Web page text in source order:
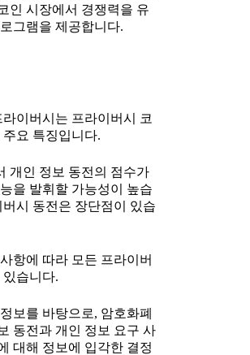
인 시장에서 경쟁력을 유
그램을 제공합니다.
이버시는 프라이버시 코
요 특징입니다.
개인 정보 동전의 점수가
을 발휘할 가능성이 높습
시 동전은 장단점이 있습
항에 따라 모든 프라이버
습니다.
보를 바탕으로, 암호화폐
동전과 개인 정보 요구 사
대해 정보에 입각한 결정